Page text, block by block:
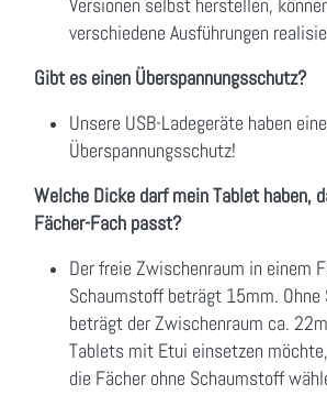
verschiedene Ausführungen
Gibt es einen Überspannungsschutz?
Unsere USB-Ladegeräte haben
Überspannungsschutz!
Welche Dicke darf mein Tablet haben,
Fächer-Fach passt?
Der freie Zwischenraum in einem
Schaumstoff beträgt 15mm.
beträgt der Zwischenraum ca.
Tablets mit Etui einsetzen
die Fächer ohne Schaumstoff